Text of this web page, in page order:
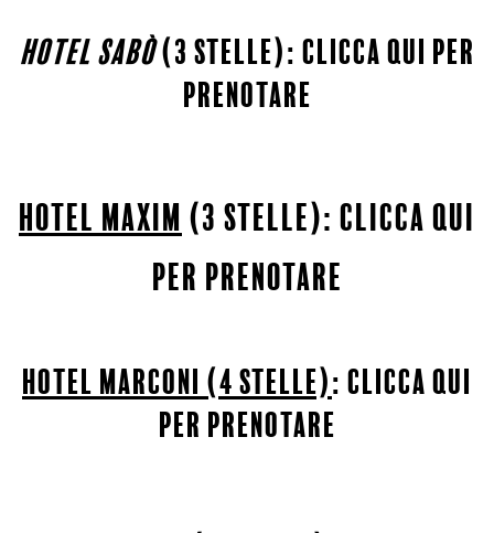
hotel sabÒ(3 stelle): clicca qui per
prenotare
hotel maxim (3 stelle): clicca qui
per prenotare
hotel Marconi (4 stelle): clicca qui
per prenotare